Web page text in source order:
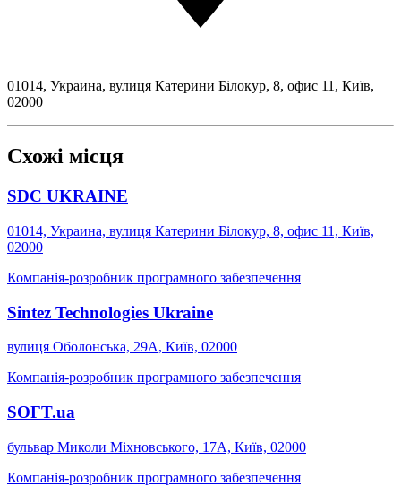
01014, Украина, вулиця Катерини Білокур, 8, офис 11, Київ,
02000
Схожі місця
SDC UKRAINE
01014, Украина, вулиця Катерини Білокур, 8, офис 11, Київ,
02000
Компанія-розробник програмного забезпечення
Sintez Technologies Ukraine
вулиця Оболонська, 29А, Київ, 02000
Компанія-розробник програмного забезпечення
SOFT.ua
бульвар Миколи Міхновського, 17А, Київ, 02000
Компанія-розробник програмного забезпечення